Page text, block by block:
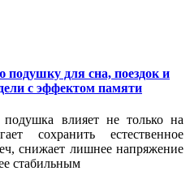
для сна, поездок и
с эффектом памяти
подушка влияет не только на
сохранить естественное
снижает лишнее напряжение
стабильным